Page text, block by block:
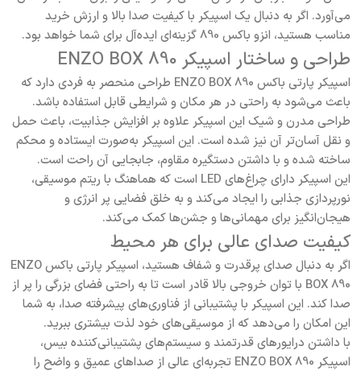
می‌آورد. اگر به دنبال یک اسپیکر با کیفیت صدا بالا و ارزش خرید
مناسب هستید، انزو باکس 890 گزینه‌ای ایده‌آل برای شما خواهد بود.
طراحی و ساختار اسپیکر ENZO BOX 890
اسپیکر پارتی باکس ENZO BOX 890 طراحی منحصر به فردی دارد که
باعث می‌شود به راحتی در هر مکان و شرایطی قابل استفاده باشد.
طراحی مدرن و شیک این اسپیکر علاوه بر افزایش جذابیت، باعث حمل
و نقل آسان‌تر آن نیز شده است. این اسپیکر به‌صورت ایستاده و محکم
ساخته شده و با داشتن دستگیره مقاوم، جابجایی آن راحت است.
این اسپیکر دارای چراغ‌های LED است که هماهنگ با ریتم موسیقی،
نورپردازی جذابی را ایجاد می‌کند و به خلق فضایی پر انرژی و
هیجان‌انگیز برای مهمانی‌ها و جشن‌ها کمک می‌کند.
کیفیت صدای عالی برای هر محیط
اگر به دنبال صدای پرقدرت و شفاف هستید، اسپیکر پارتی باکس ENZO
BOX 890 با توان خروجی بالا قادر است تا به راحتی فضای بزرگی را پر از
صدا کند. این اسپیکر با پشتیبانی از فناوری‌های پیشرفته صدا، به شما
این امکان را می‌دهد که از موسیقی‌های خود لذت بیشتری ببرید.
با داشتن درایورهای قدرتمند و سیستم‌های پشتیبانی‌کننده بیس،
اسپیکر ENZO BOX 890 تجربه‌ای عالی از صداهای عمیق و واضح را